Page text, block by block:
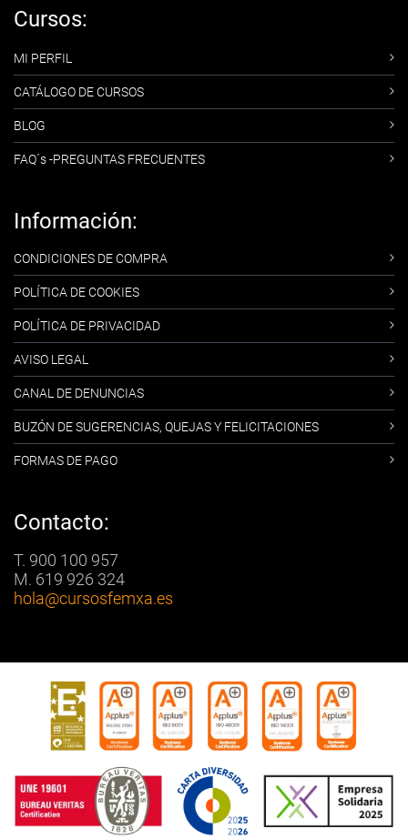
Cursos:
MI PERFIL
CATÁLOGO DE CURSOS
BLOG
FAQ´s -PREGUNTAS FRECUENTES
Información:
CONDICIONES DE COMPRA
POLÍTICA DE COOKIES
POLÍTICA DE PRIVACIDAD
AVISO LEGAL
CANAL DE DENUNCIAS
BUZÓN DE SUGERENCIAS, QUEJAS Y FELICITACIONES
FORMAS DE PAGO
Contacto:
T. 900 100 957
M. 619 926 324
hola@cursosfemxa.es